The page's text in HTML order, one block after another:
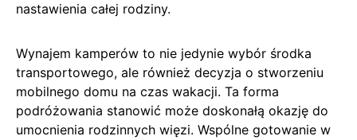
nastawienia całej rodziny.
Wynajem kamperów to nie jedynie wybór środka
transportowego, ale również decyzja o stworzeniu
mobilnego domu na czas wakacji. Ta forma
podróżowania stanowić może doskonałą okazję do
umocnienia rodzinnych więzi. Wspólne gotowanie w